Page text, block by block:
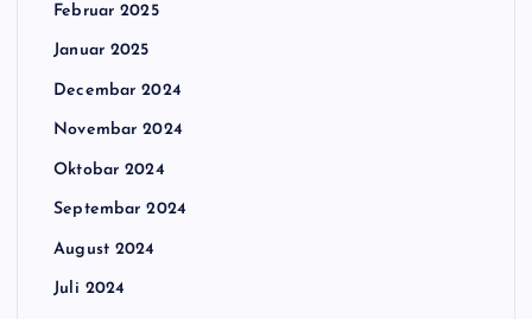
Februar 2025
Januar 2025
Decembar 2024
Novembar 2024
Oktobar 2024
Septembar 2024
August 2024
Juli 2024